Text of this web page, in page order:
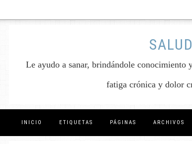
Le ayudo a sanar, brindándole conocimiento
fatiga crónica y dolor
INICIO ETIQUETAS PÁGINAS ARCHIVOS